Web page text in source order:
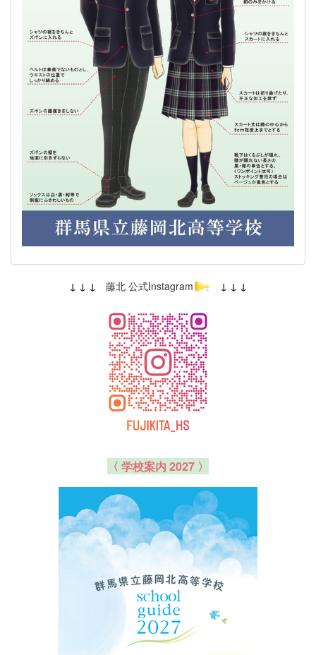
↓ ↓ ↓ 藤北 公式Instagram ↓ ↓ ↓
〈 学校案内 2027 〉